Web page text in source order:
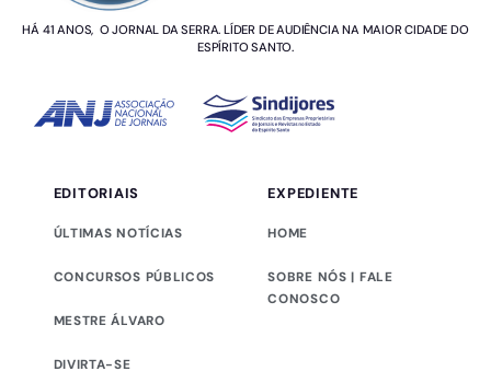
HÁ 41 ANOS, O JORNAL DA SERRA. LÍDER DE AUDIÊNCIA NA MAIOR CIDADE DO
ESPÍRITO SANTO.
EDITORIAIS
ÚLTIMAS NOTÍCIAS
CONCURSOS PÚBLICOS
MESTRE ÁLVARO
DIVIRTA-SE
EXPEDIENTE
HOME
SOBRE NÓS | FALE
CONOSCO